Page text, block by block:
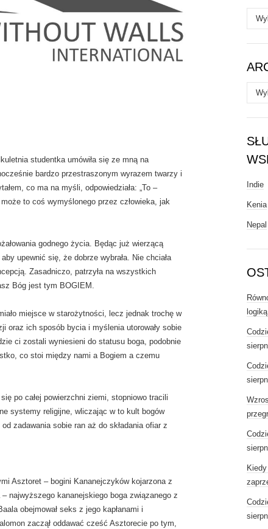
studentka umówiła się ze mną na
bardzo przestraszonym wyrazem twarzy i
co ma na myśli, odpowiedziała: „To –
to coś wymyślonego przez człowieka, jak
godnego życia. Będąc już wierzącą
upewnić się, że dobrze wybrała. Nie chciała
Zasadniczo, patrzyła na wszystkich
Bóg jest tym BOGIEM.
miejsce w starożytności, lecz jednak trochę w
oraz ich sposób bycia i myślenia utorowały sobie
ci zostali wyniesieni do statusu boga, podobnie
co stoi między nami a Bogiem a czemu
po całej powierzchni ziemi, stopniowo tracili
systemy religijne, wliczając w to kult bogów
zadawania sobie ran aż do składania ofiar z
Asztoret – bogini Kananejczyków kojarzona z
najwyższego kananejskiego boga związanego z
obejmował seks z jego kapłanami i
zaczął oddawać cześć Asztorecie po tym,
/
Indie
Kenia
Nepal